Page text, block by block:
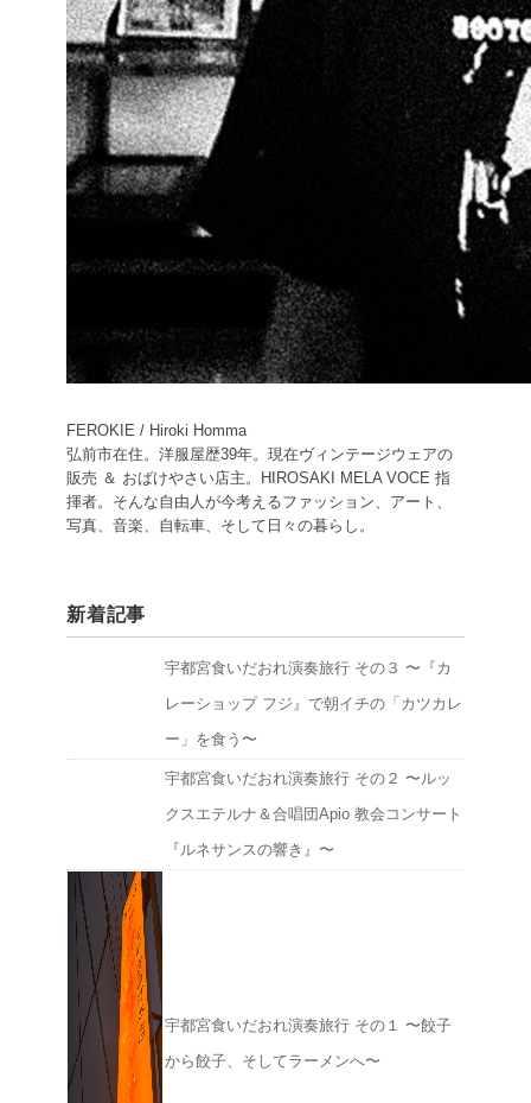
FEROKIE / Hiroki Homma
弘前市在住。洋服屋歴39年。現在ヴィンテージウェアの
販売 ＆ おばけやさい店主。HIROSAKI MELA VOCE 指
揮者。そんな自由人が今考えるファッション、アート、
写真、音楽、自転車、そして日々の暮らし。
新着記事
宇都宮食いだおれ演奏旅行 その３ 〜『カ
レーショップ フジ』で朝イチの「カツカレ
ー」を食う〜
宇都宮食いだおれ演奏旅行 その２ 〜ルッ
クスエテルナ＆合唱団Apio 教会コンサート
『ルネサンスの響き』〜
宇都宮食いだおれ演奏旅行 その１ 〜餃子
から餃子、そしてラーメンへ〜